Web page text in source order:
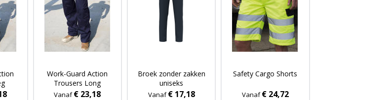
Work-Guard Action
Trousers Long
Vanaf€ 23,18
Broek zonder zakken
uniseks
Vanaf€ 17,18
Safety Cargo Shorts
Vanaf€ 24,72